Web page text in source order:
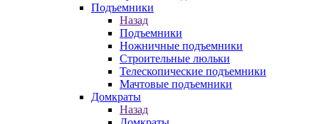
Подъемники
Назад
Подъемники
Ножничные подъемники
Строительные люльки
Телескопические подъемники
Мачтовые подъемники
Домкраты
Назад